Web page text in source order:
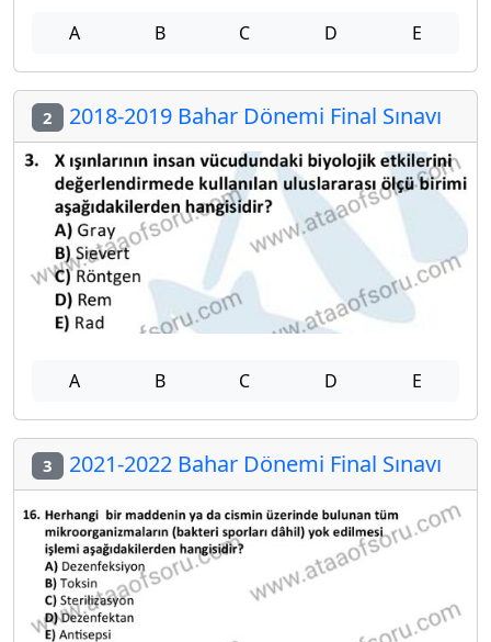
A B C D E
2 2018-2019 Bahar Dönemi Final Sınavı
A B C D E
3 2021-2022 Bahar Dönemi Final Sınavı